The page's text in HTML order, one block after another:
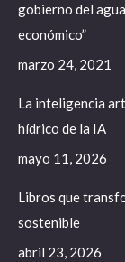
gobierno del
económico”
marzo 24, 2021
La inteligencia
hídrico de la IA
mayo 11, 2026
Libros que
sostenible
abril 23, 2026